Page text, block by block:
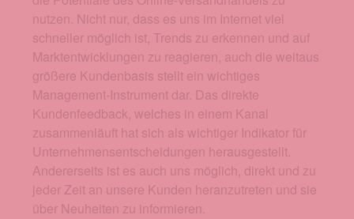
nutzen. Nicht nur, dass es uns im Internet viel
schneller möglich ist, Trends zu erkennen und auf
Marktentwicklungen zu reagieren, auch die weitaus
größere Kundenbasis stellt ein wichtiges
Management-Instrument dar. Das direkte
Kundenfeedback, welches in einem Kanal
zusammenläuft hat sich als wichtiger Indikator für
Unternehmensentscheidungen herausgestellt.
Andererseits ist es auch uns möglich, direkt und zu
jeder Zeit an unsere Kunden heranzutreten und sie
über Neuheiten zu informieren.